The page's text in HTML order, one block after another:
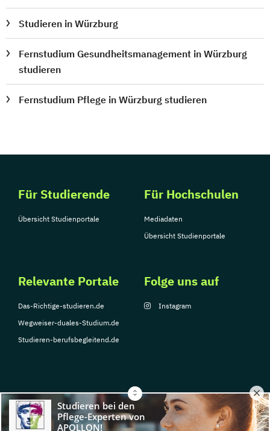
Studieren in Würzburg
Fernstudium Gesundheitsmanagement in Würzburg
studieren
Fernstudium Pflege in Würzburg studieren
Für Studierende
Übersicht Studienportale
Für Hochschulen
Mediadaten
Übersicht Studienportale
Relevante Portale
Das-Richtige-studieren.de
Wegweiser-duales-Studium.de
Studieren-berufsbegleitend.de
Folge uns auf
Instagram
© Copyright 2026, TarGroup Media GmbH